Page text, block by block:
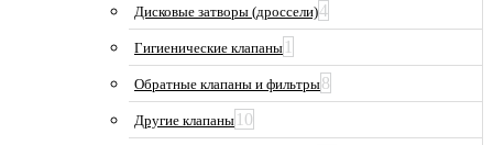
Дисковые затворы (дроссели)4
Гигиенические клапаны 1
Обратные клапаны и фильтры8
Другие клапаны 10